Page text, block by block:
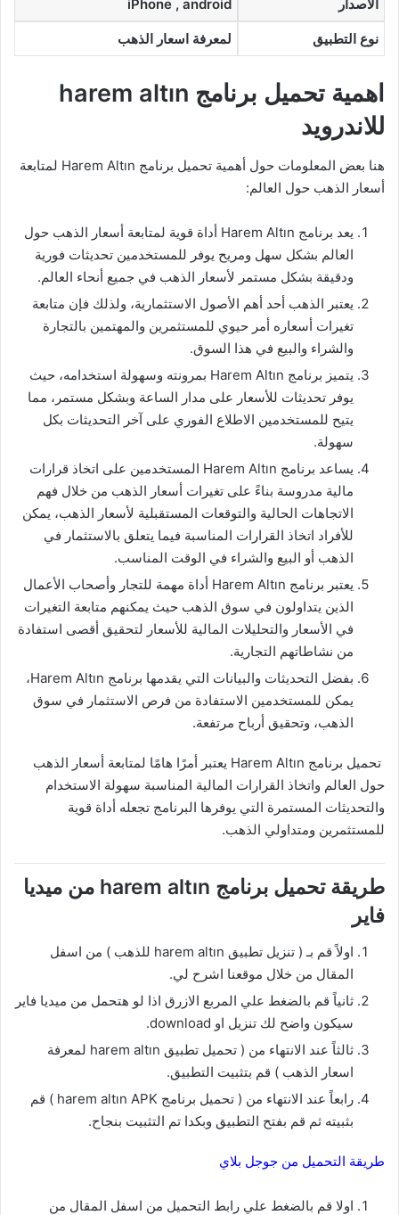
الاصدار iPhone , android
نوع التطبيق لمعرفة اسعار الذهب
اهمية تحميل برنامج harem altın
للاندرويد
هنا بعض المعلومات حول أهمية تحميل برنامج Harem Altın لمتابعة
أسعار الذهب حول العالم:
يعد برنامج Harem Altın أداة قوية لمتابعة أسعار الذهب حول
العالم بشكل سهل ومريح يوفر للمستخدمين تحديثات فورية
ودقيقة بشكل مستمر لأسعار الذهب في جميع أنحاء العالم.
يعتبر الذهب أحد أهم الأصول الاستثمارية، ولذلك فإن متابعة
تغيرات أسعاره أمر حيوي للمستثمرين والمهتمين بالتجارة
والشراء والبيع في هذا السوق.
يتميز برنامج Harem Altın بمرونته وسهولة استخدامه، حيث
يوفر تحديثات للأسعار على مدار الساعة وبشكل مستمر، مما
يتيح للمستخدمين الاطلاع الفوري على آخر التحديثات بكل
سهولة.
يساعد برنامج Harem Altın المستخدمين على اتخاذ قرارات
مالية مدروسة بناءً على تغيرات أسعار الذهب من خلال فهم
الاتجاهات الحالية والتوقعات المستقبلية لأسعار الذهب، يمكن
للأفراد اتخاذ القرارات المناسبة فيما يتعلق بالاستثمار في
الذهب أو البيع والشراء في الوقت المناسب.
يعتبر برنامج Harem Altın أداة مهمة للتجار وأصحاب الأعمال
الذين يتداولون في سوق الذهب حيث يمكنهم متابعة التغيرات
في الأسعار والتحليلات المالية للأسعار لتحقيق أقصى استفادة
من نشاطاتهم التجارية.
بفضل التحديثات والبيانات التي يقدمها برنامج Harem Altın،
يمكن للمستخدمين الاستفادة من فرص الاستثمار في سوق
الذهب، وتحقيق أرباح مرتفعة.
تحميل برنامج Harem Altın يعتبر أمرًا هامًا لمتابعة أسعار الذهب
حول العالم واتخاذ القرارات المالية المناسبة سهولة الاستخدام
والتحديثات المستمرة التي يوفرها البرنامج تجعله أداة قوية
للمستثمرين ومتداولي الذهب.
طريقة تحميل برنامج harem altın من ميديا
فاير
اولاً قم بـ ( تنزيل تطبيق harem altın للذهب ) من اسفل
المقال من خلال موقعنا اشرح لي.
ثانياً قم بالضغط علي المربع الازرق اذا لو هتحمل من ميديا فاير
سيكون واضح لك تنزيل او download.
ثالثاً عند الانتهاء من ( تحميل تطبيق harem altın لمعرفة
اسعار الذهب ) قم بتثبيت التطبيق.
رابعاً عند الانتهاء من ( تحميل برنامج harem altın APK ) قم
بثبيته ثم قم بفتح التطبيق وبكدا تم التثبيت بنجاح.
طريقة التحميل من جوجل بلاي
اولا قم بالضغط علي رابط التحميل من اسفل المقال من